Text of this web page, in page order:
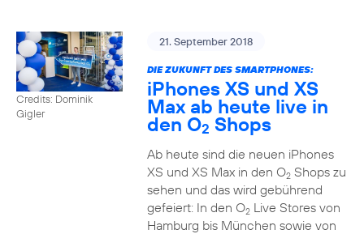
Credits: Dominik
Gigler
21. September 2018
DIE ZUKUNFT DES SMARTPHONES:
iPhones XS und XS
Max ab heute live in
den O2 Shops
Ab heute sind die neuen iPhones
XS und XS Max in den O2Shops zu
sehen und das wird gebührend
gefeiert: In den O2Live Stores von
Hamburg bis München sowie von